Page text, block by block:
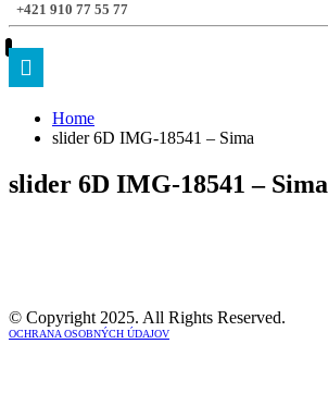
+421 910 77 55 77
Home
slider 6D IMG-18541 – Sima
slider 6D IMG-18541 – Sima
© Copyright 2025. All Rights Reserved.
OCHRANA OSOBNÝCH ÚDAJOV